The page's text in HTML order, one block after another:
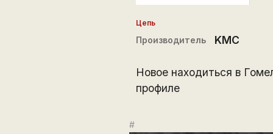
Цепь
Производитель KMC
Новое находитьcя в
профиле
#